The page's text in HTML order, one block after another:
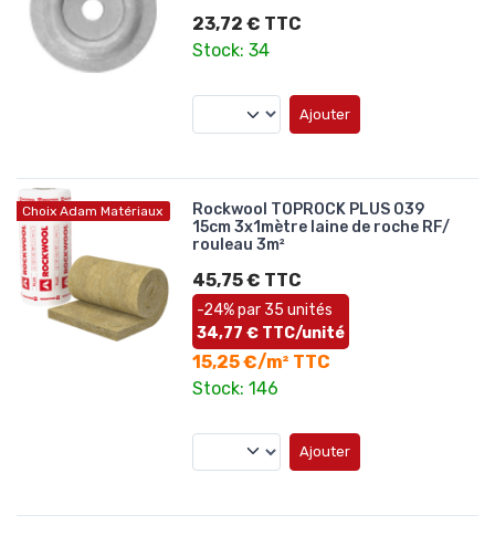
23,72 € TTC
Stock: 34
Ajouter
Choix Adam Matériaux
Rockwool TOPROCK PLUS 039
15cm 3x1mètre laine de roche RF/
rouleau 3m²
45,75 € TTC
-24% par 35 unités
34,77 € TTC/unité
15,25 €/m² TTC
Stock: 146
Ajouter